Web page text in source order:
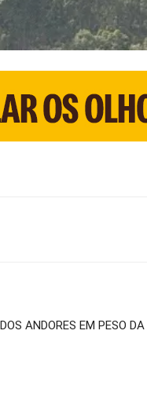
ANDORES EM PESO DA